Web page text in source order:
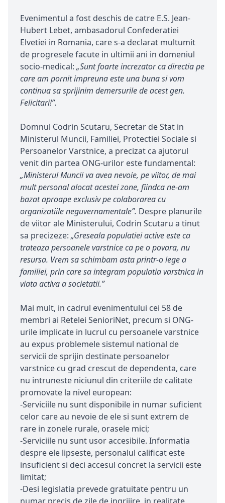
Evenimentul a fost deschis de catre E.S. Jean-
Hubert Lebet, ambasadorul Confederatiei
Elvetiei in Romania, care s-a declarat multumit
de progresele facute in ultimii ani in domeniul
socio-medical: „Sunt foarte increzator ca directia pe
care am pornit impreuna este una buna si vom
continua sa sprijinim demersurile de acest gen.
Felicitari!”.
Domnul Codrin Scutaru, Secretar de Stat in
Ministerul Muncii, Familiei, Protectiei Sociale si
Persoanelor Varstnice, a precizat ca ajutorul
venit din partea ONG-urilor este fundamental:
„Ministerul Muncii va avea nevoie, pe viitor, de mai
mult personal alocat acestei zone, fiindca ne-am
bazat aproape exclusiv pe colaborarea cu
organizatiile neguvernamentale”. Despre planurile
de viitor ale Ministerului, Codrin Scutaru a tinut
sa precizeze: „Greseala populatiei active este ca
trateaza persoanele varstnice ca pe o povara, nu
resursa. Vrem sa schimbam asta printr-o lege a
familiei, prin care sa integram populatia varstnica in
viata activa a societatii.”
Mai mult, in cadrul evenimentului cei 58 de
membri ai Retelei SenioriNet, precum si ONG-
urile implicate in lucrul cu persoanele varstnice
au expus problemele sistemul national de
servicii de sprijin destinate persoanelor
varstnice cu grad crescut de dependenta, care
nu intruneste niciunul din criteriile de calitate
promovate la nivel european:
-Serviciile nu sunt disponibile in numar suficient
celor care au nevoie de ele si sunt extrem de
rare in zonele rurale, orasele mici;
-Serviciile nu sunt usor accesibile. Informatia
despre ele lipseste, personalul calificat este
insuficient si deci accesul concret la servicii este
limitat;
-Desi legislatia prevede gratuitate pentru un
numar precis de zile de ingrijire, in realitate